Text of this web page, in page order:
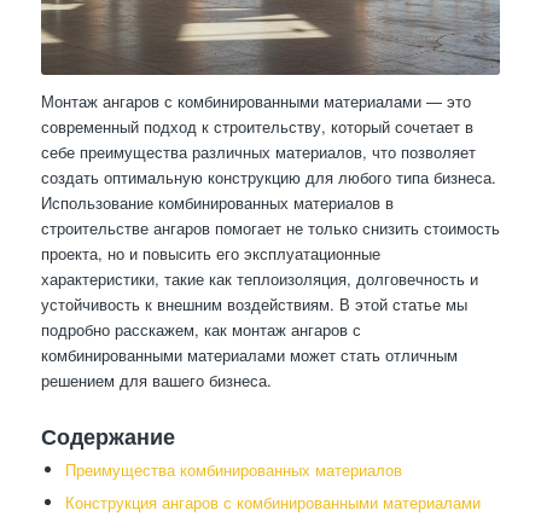
Монтаж ангаров с комбинированными материалами — это
современный подход к строительству, который сочетает в
себе преимущества различных материалов, что позволяет
создать оптимальную конструкцию для любого типа бизнеса.
Использование комбинированных материалов в
строительстве ангаров помогает не только снизить стоимость
проекта, но и повысить его эксплуатационные
характеристики, такие как теплоизоляция, долговечность и
устойчивость к внешним воздействиям. В этой статье мы
подробно расскажем, как монтаж ангаров с
комбинированными материалами может стать отличным
решением для вашего бизнеса.
Содержание
Преимущества комбинированных материалов
Конструкция ангаров с комбинированными материалами